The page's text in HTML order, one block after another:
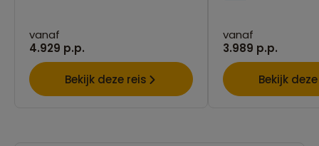
vanaf
4.929 p.p.
Bekijk deze reis
vanaf
3.989 p.p.
Bekijk